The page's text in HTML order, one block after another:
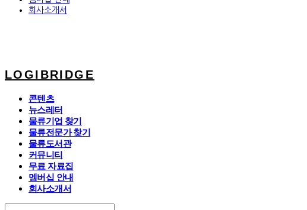
회사소개서
LOGIBRIDGE
콘텐츠
뉴스레터
물류기업 찾기
물류전문가 찾기
물류도서관
커뮤니티
무료 자료집
멤버십 안내
회사소개서